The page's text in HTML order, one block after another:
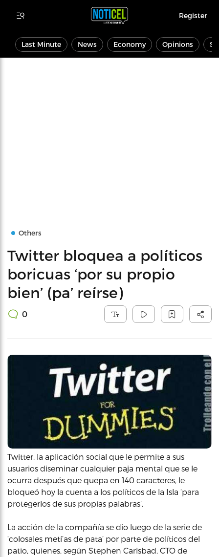
Register
Last Minute News Economy Opinions
Others
Twitter bloquea a políticos
boricuas ‘por su propio
bien’ (pa’ reírse)
0
Twitter, la aplicación social que le permite a sus
usuarios diseminar cualquier paja mental que se le
ocurra después que quepa en 140 caracteres, le
bloqueó hoy la cuenta a los políticos de la Isla ‘para
protegerlos de sus propias palabras’.
La acción de la compañía se dio luego de la serie de
‘colosales metí’as de pata’ por parte de políticos del
patio, quienes, según Stephen Carlsbad, CTO de